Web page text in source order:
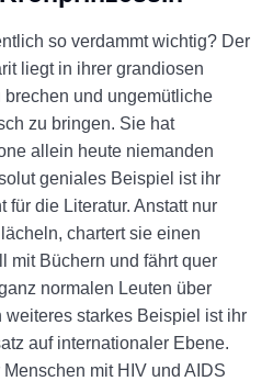
so verdammt wichtig? Der
liegt in ihrer grandiosen
brechen und ungemütliche
zu bringen. Sie hat
allein heute niemanden
geniales Beispiel ist ihr
die Literatur. Anstatt nur
chartert sie einen
mit Büchern und fährt quer
normalen Leuten über
weiteres starkes Beispiel ist ihr
auf internationaler Ebene.
mit HIV und AIDS